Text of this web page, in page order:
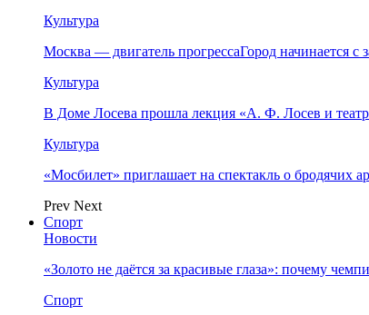
Культура
Москва — двигатель прогрессаГород начинается
Культура
В Доме Лосева прошла лекция «А. Ф. Лосев и
Культура
«Мосбилет» приглашает на спектакль о бродячих
Prev Next
Спорт
Новости
«Золото не даётся за красивые глаза»: почему
Спорт